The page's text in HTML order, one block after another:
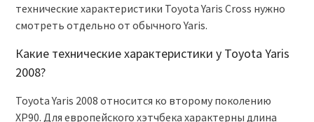
технические характеристики Toyota Yaris Cross нужно
смотреть отдельно от обычного Yaris.
Какие технические характеристики у Toyota Yaris
2008?
Toyota Yaris 2008 относится ко второму поколению
XP90. Для европейского хэтчбека характерны длина